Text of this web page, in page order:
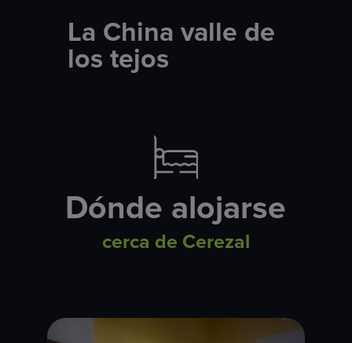
La China valle de
los tejos
Dónde alojarse
cerca de Cerezal